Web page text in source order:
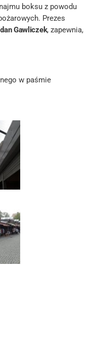
boksu z powodu
Prezes
Gawliczek, zapewnia,
w paśmie